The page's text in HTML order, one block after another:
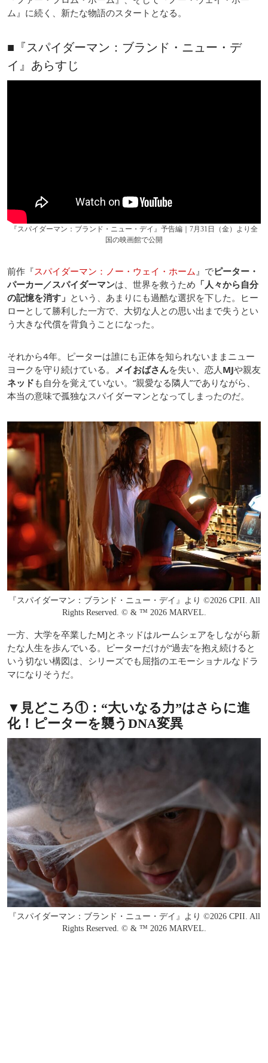
ム』に続く、新たな物語のスタートとなる。
■『スパイダーマン：ブランド・ニュー・デ
イ』あらすじ
『スパイダーマン：ブランド・ニュー・デイ』予告編｜7月31日（金）より全
国の映画館で公開
前作『スパイダーマン：ノー・ウェイ・ホーム 』でピーター・
パーカー／スパイダーマンは、世界を救うため 「人々から自分
の記憶を消す」 という、あまりにも過酷な選択を下した。ヒー
ローとして勝利した一方で、大切な人との思い出まで失うとい
う大きな代償を背負うことになった。
それから4年。ピーターは誰にも正体を知られないままニュー
ヨークを守り続けている。
メイおばさんを失い、恋人 MJや親友
ネッド も自分を覚えていない。“親愛なる隣人”でありながら、
本当の意味で孤独なスパイダーマンとなってしまったのだ。
『スパイダーマン：ブランド・ニュー・デイ』より ©2026 CPII. All
Rights Reserved. © & ™ 2026 MARVEL.
一方、大学を卒業したMJとネッドはルームシェアをしながら新
たな人生を歩んでいる。ピーターだけが“過去”を抱え続けると
いう切ない構図は、シリーズでも屈指のエモーショナルなドラ
マになりそうだ。
▼見どころ①：“大いなる力”はさらに進
化！ピーターを襲うDNA変異
『スパイダーマン：ブランド・ニュー・デイ』より ©2026 CPII. All
Rights Reserved. © & ™ 2026 MARVEL.